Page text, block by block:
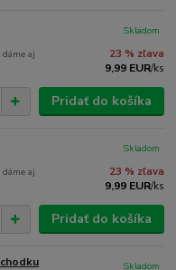
aj
23 % zľava
9,99 EUR/ks
Skladom
Pridať do košíka
aj
23 % zľava
9,99 EUR/ks
Skladom
Pridať do košíka
Skladom